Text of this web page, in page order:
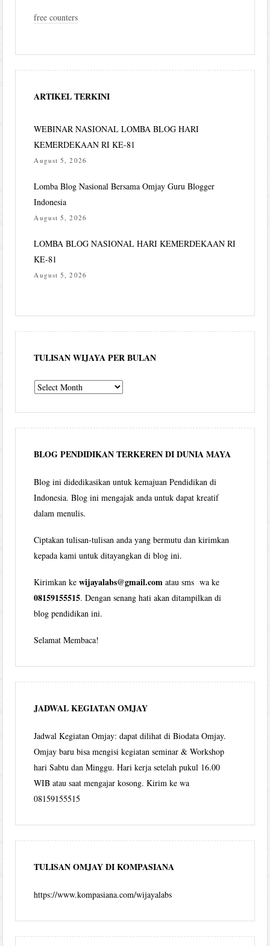
free counters
ARTIKEL TERKINI
WEBINAR NASIONAL LOMBA BLOG HARI
KEMERDEKAAN RI KE-81
August 5, 2026
Lomba Blog Nasional Bersama Omjay Guru Blogger
Indonesia
August 5, 2026
LOMBA BLOG NASIONAL HARI KEMERDEKAAN RI
KE-81
August 5, 2026
TULISAN WIJAYA PER BULAN
Tulisan
per
bulan
BLOG PENDIDIKAN TERKEREN DI DUNIA MAYA
Blog ini didedikasikan untuk kemajuan Pendidikan di
Indonesia. Blog ini mengajak anda untuk dapat kreatif
dalam menulis.
Ciptakan tulisan-tulisan anda yang bermutu dan kirimkan
kepada kami untuk ditayangkan di blog ini.
Kirimkan kewijayalabs@gmail.com atau sms wa ke
08159155515. Dengan senang hati akan ditampilkan di
blog pendidikan ini.
Selamat Membaca!
JADWAL KEGIATAN OMJAY
Jadwal Kegiatan Omjay: dapat dilihat di Biodata Omjay.
Omjay baru bisa mengisi kegiatan seminar & Workshop
hari Sabtu dan Minggu. Hari kerja setelah pukul 16.00
WIB atau saat mengajar kosong. Kirim ke wa
08159155515
TULISAN OMJAY DI KOMPASIANA
https://www.kompasiana.com/wijayalabs